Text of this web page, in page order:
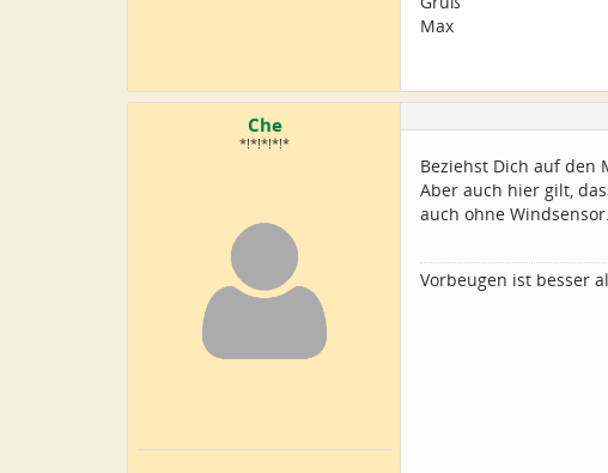
Max
Che
*!*!*!*!*
Beziehst Dich auf den
Aber auch hier gilt,
auch ohne Windsensor.
Vorbeugen ist besser